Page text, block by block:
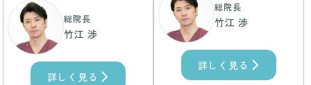
総院長
竹江 渉
詳しく見る
総院長
竹江 渉
詳しく見る